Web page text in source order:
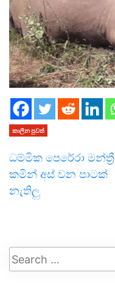
කාලීන පුවත්
ධම්මික පෙරේරා මන්ත්‍රී
කමින් අස් වන පාටක්
නැතිලු